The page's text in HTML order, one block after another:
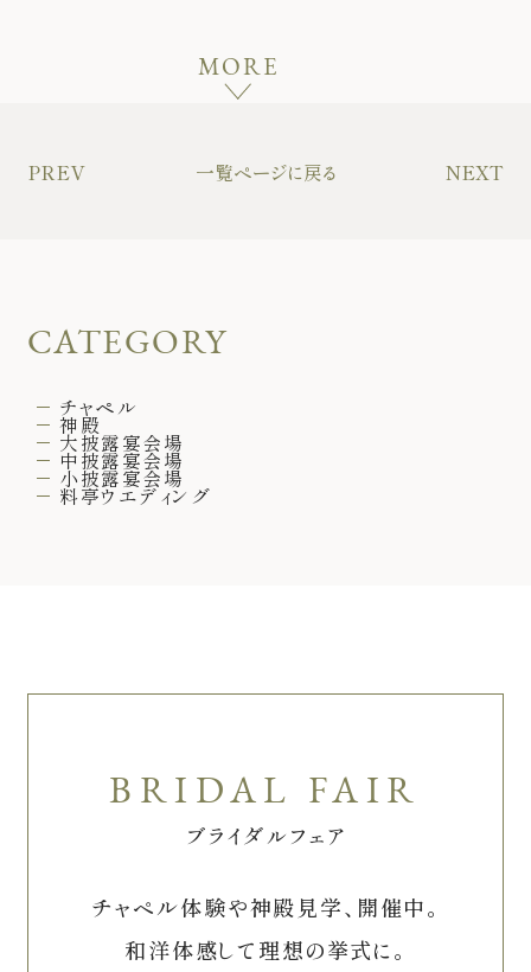
MORE
PREV 一覧ページに戻る NEXT
CATEGORY
チャペル
神殿
大披露宴会場
中披露宴会場
小披露宴会場
料亭ウエディング
ブライダルフェア
チャペル体験や神殿見学、開催中。
和洋体感して理想の挙式に。